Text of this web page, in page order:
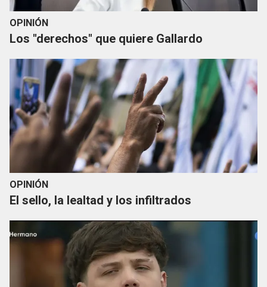
OPINIÓN
Los "derechos" que quiere Gallardo
OPINIÓN
El sello, la lealtad y los infiltrados